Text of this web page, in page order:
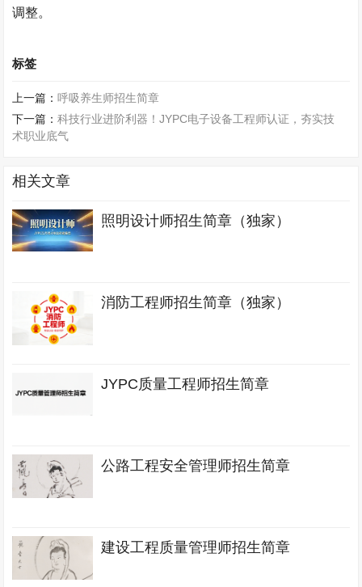
调整。
标签
上一篇：呼吸养生师招生简章
下一篇：科技行业进阶利器！JYPC电子设备工程师认证，夯实技
术职业底气
相关文章
照明设计师招生简章（独家）
消防工程师招生简章（独家）
JYPC质量工程师招生简章
公路工程安全管理师招生简章
建设工程质量管理师招生简章